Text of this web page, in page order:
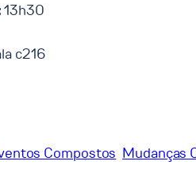
13h30
c216
Compostos Mudanças